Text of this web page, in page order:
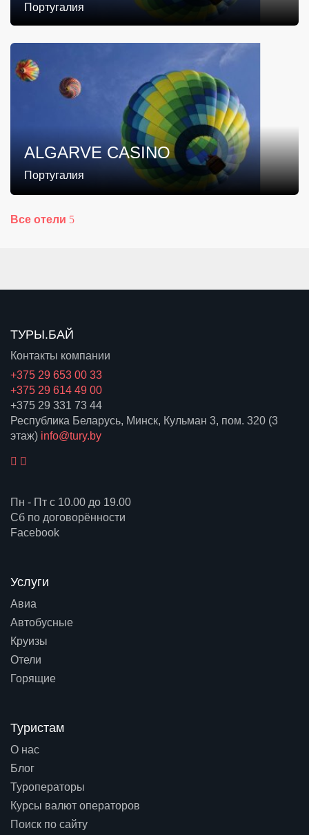
Португалия
ALGARVE CASINO
Португалия
Все отели
ТУРЫ.БАЙ
Контакты компании
+375 29 653 00 33
+375 29 614 49 00
+375 29 331 73 44
Республика Беларусь, Минск, Кульман 3, пом. 320 (3
этаж) info@tury.by
Пн - Пт с 10.00 до 19.00
Сб по договорённости
Facebook
Услуги
Авиа
Автобусные
Круизы
Отели
Горящие
Туристам
О нас
Блог
Туроператоры
Курсы валют операторов
Поиск по сайту